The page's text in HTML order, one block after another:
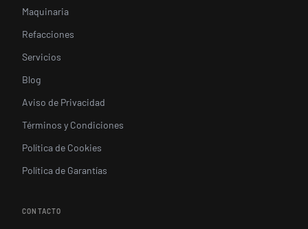
Maquinaria
Refacciones
Servicios
Blog
Aviso de Privacidad
Términos y Condiciones
Política de Cookies
Política de Garantías
CONTACTO